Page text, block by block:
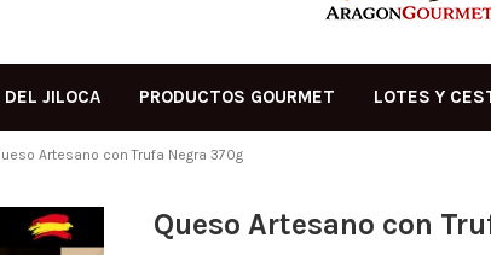
DEL JILOCA PRODUCTOS GOURMET LOTES Y
Artesano con Trufa Negra 370g
Queso Artesano con